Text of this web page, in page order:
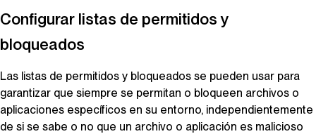
Configurar listas de permitidos y
bloqueados
Las listas de permitidos y bloqueados se pueden usar para
garantizar que siempre se permitan o bloqueen archivos o
aplicaciones específicos en su entorno, independientemente
de si se sabe o no que un archivo o aplicación es malicioso